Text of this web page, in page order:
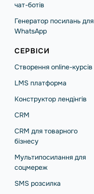
чат-ботів
Генератор посилань для
WhatsApp
СЕРВІСИ
Створення online-курсів
LMS платформа
Конструктор лендінгів
CRM
CRM для товарного
бізнесу
Мультипосилання для
соцмереж
SMS розсилка